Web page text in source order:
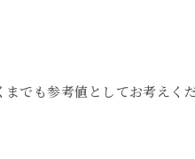
でも参考値としてお考えくだ